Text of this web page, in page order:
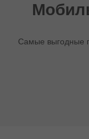
Самые выгодные